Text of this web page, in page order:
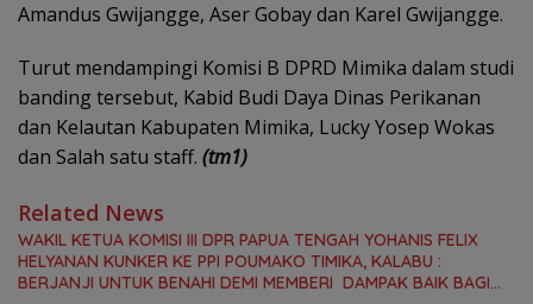
Amandus Gwijangge, Aser Gobay dan Karel Gwijangge.
Turut mendampingi Komisi B DPRD Mimika dalam studi
banding tersebut, Kabid Budi Daya Dinas Perikanan
dan Kelautan Kabupaten Mimika, Lucky Yosep Wokas
dan Salah satu staff. (tm1)
Related News
WAKIL KETUA KOMISI III DPR PAPUA TENGAH YOHANIS FELIX
HELYANAN KUNKER KE PPI POUMAKO TIMIKA, KALABU :
BERJANJI UNTUK BENAHI DEMI MEMBERI DAMPAK BAIK BAGI